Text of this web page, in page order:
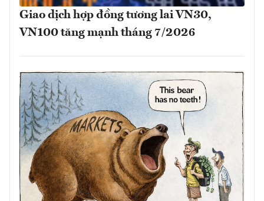
Giao dịch hợp đồng tương lai VN30,
VN100 tăng mạnh tháng 7/2026